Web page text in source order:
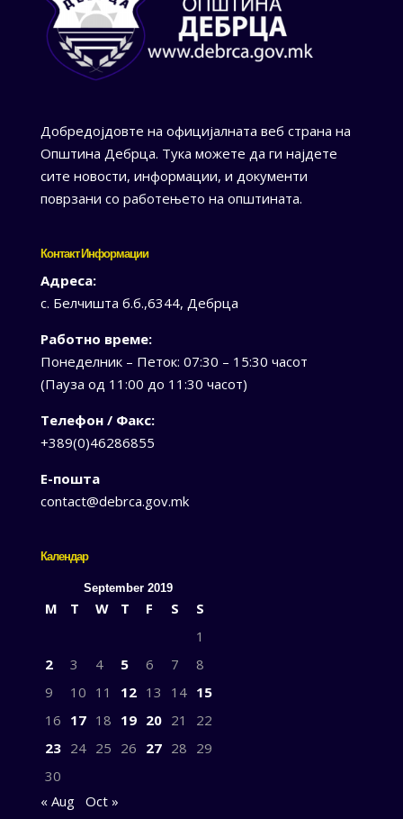
Добредојдовте на официјалната веб страна на
Општина Дебрца. Тука можете да ги најдете
сите новости, информации, и документи
поврзани со работењето на општината.
Контакт Информации
Адреса:
с. Белчишта б.б.,6344, Дебрца
Работно време:
Понеделник – Петок: 07:30 – 15:30 часот
(Пауза од 11:00 до 11:30 часот)
Телефон / Факс:
+389(0)46286855
Е-пошта
contact@debrca.gov.mk
Календар
September 2019
M T W T F S
S
1
2
3 4 5 6 7
8
9
10 11 12 13 14 15
16 17 18 19 20 21
22
23 24 25 26 27 28 29
30
« Aug
Oct »